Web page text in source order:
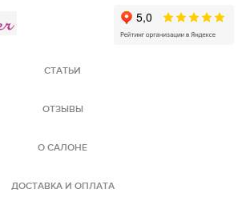
СТАТЬИ
ОТЗЫВЫ
О САЛОНЕ
ДОСТАВКА И ОПЛАТА